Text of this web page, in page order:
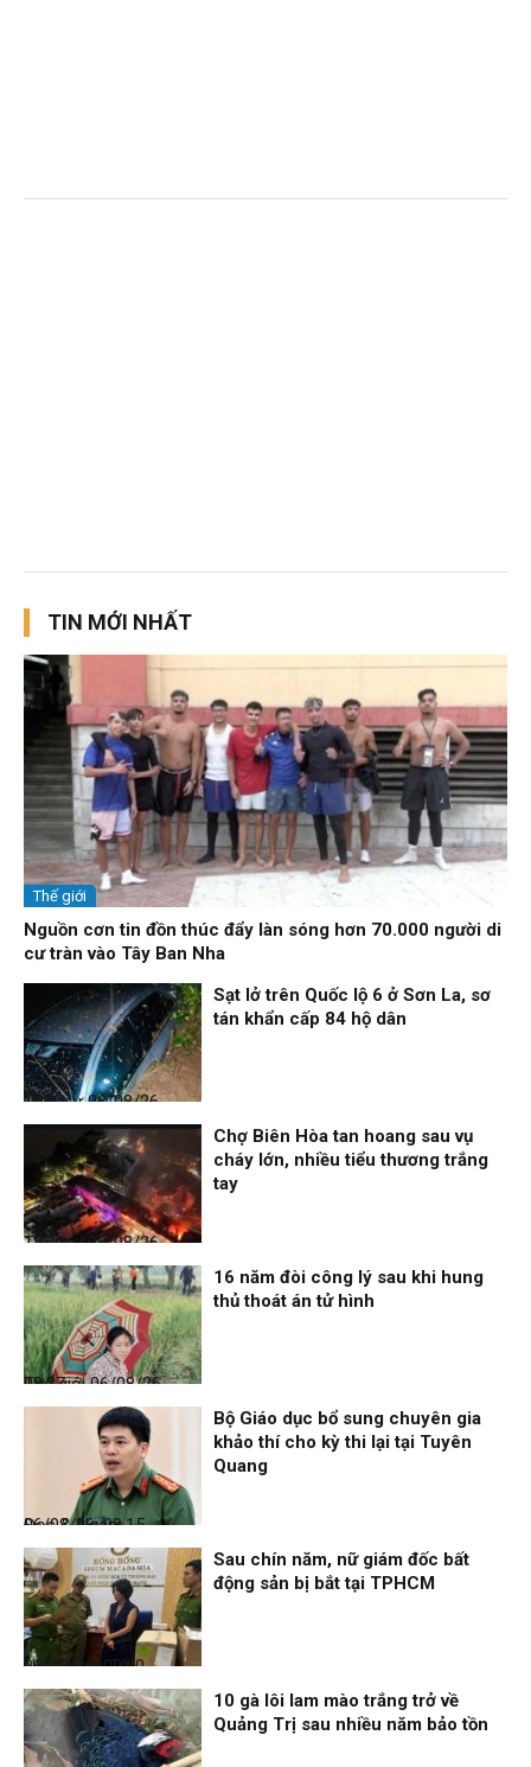
TIN MỚI NHẤT
Thế giới
Nguồn cơn tin đồn thúc đẩy làn sóng hơn 70.000 người di
cư tràn vào Tây Ban Nha
Thời sự
06/08/26, 12:33
Sạt lở trên Quốc lộ 6 ở Sơn La, sơ
tán khẩn cấp 84 hộ dân
Thời sự
06/08/26, 12:30
Chợ Biên Hòa tan hoang sau vụ
cháy lớn, nhiều tiểu thương trắng
tay
Thế giới
06/08/26, 08:27
16 năm đòi công lý sau khi hung
thủ thoát án tử hình
Đọc & Ngẫm
06/08/26, 08:15
Bộ Giáo dục bổ sung chuyên gia
khảo thí cho kỳ thi lại tại Tuyên
Quang
Nhịp sống 24h
06/08/26, 00:00
Sau chín năm, nữ giám đốc bất
động sản bị bắt tại TPHCM
10 gà lôi lam mào trắng trở về
Quảng Trị sau nhiều năm bảo tồn